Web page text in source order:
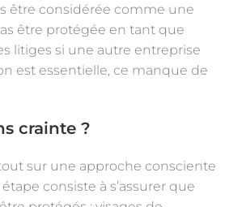
être considérée comme une
être protégée en tant que
litiges si une autre entreprise
est essentielle, ce manque de
crainte ?
sur une approche consciente
consiste à s’assurer que